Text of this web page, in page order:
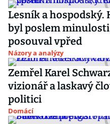
Lesník a hospodský.
byl poslem
posouval vpřed
Názory a analýzy
Zemřel Karel
vizionář a laskavý
politici
Domácí